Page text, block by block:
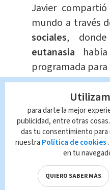
Javier
mundo a través
sociales,
eutanasia
programada
12:00 del día.
“Me voy
viernes a las
en una
dejando
seguidores:
para darte la mejor
publicidad, entre otras
das tu consentimiento
nuestra Política de cookies
en tu
QUIERO SABER MÁS